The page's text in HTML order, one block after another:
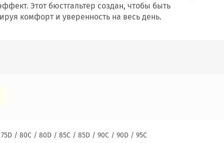
Этот бюстгальтер создан, чтобы быть
комфорт и уверенность на весь день.
/ 80C / 80D / 85C / 85D / 90C / 90D / 95C